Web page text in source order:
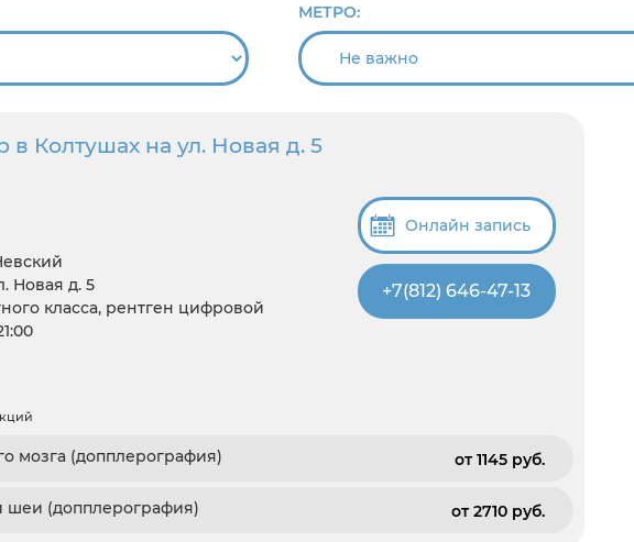
МЕТРО:
в Колтушах на ул. Новая д. 5
Новая д. 5
класса, рентген цифровой
Онлайн запись
+7(812) 646-47-13
мозга (допплерография) от 1145 pуб.
шеи (допплерография) от 2710 pуб.